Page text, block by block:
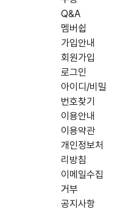
Q&A
멤버쉽
가입안내
회원가입
로그인
아이디/비밀
번호찾기
이용안내
이용약관
개인정보처
리방침
이메일수집
거부
공지사항